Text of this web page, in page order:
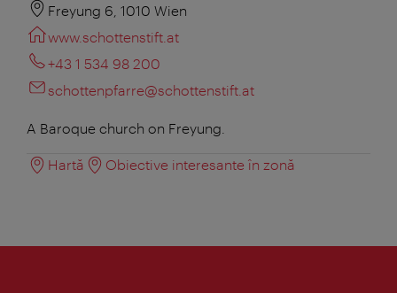
Freyung 6, 1010 Wien
www.schottenstift.at
+43 1 534 98 200
schottenpfarre@schottenstift.at
A Baroque church on Freyung.
Hartă Obiective interesante în zonă